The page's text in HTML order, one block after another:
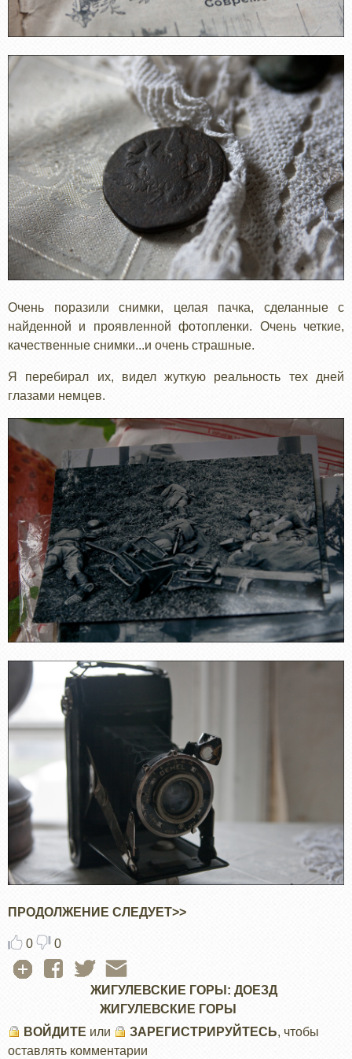
Очень поразили снимки, целая пачка, сделанные с
найденной и проявленной фотопленки. Очень четкие,
качественные снимки...и очень страшные.
Я перебирал их, видел жуткую реальность тех дней
глазами немцев.
ПРОДОЛЖЕНИЕ СЛЕДУЕТ>>
0 0
ЖИГУЛЕВСКИЕ ГОРЫ: ДОЕЗД
ЖИГУЛЕВСКИЕ ГОРЫ
ВОЙДИТЕ или ЗАРЕГИСТРИРУЙТЕСЬ, чтобы
оставлять комментарии